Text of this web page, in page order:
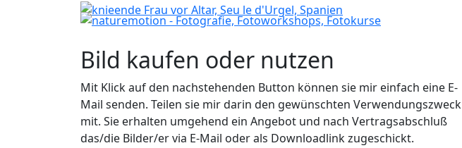
Bild kaufen oder nutzen
Mit Klick auf den nachstehenden Button können sie mir einfach eine E-
Mail senden. Teilen sie mir darin den gewünschten Verwendungszweck
mit. Sie erhalten umgehend ein Angebot und nach Vertragsabschluß
das/die Bilder/er via E-Mail oder als Downloadlink zugeschickt.